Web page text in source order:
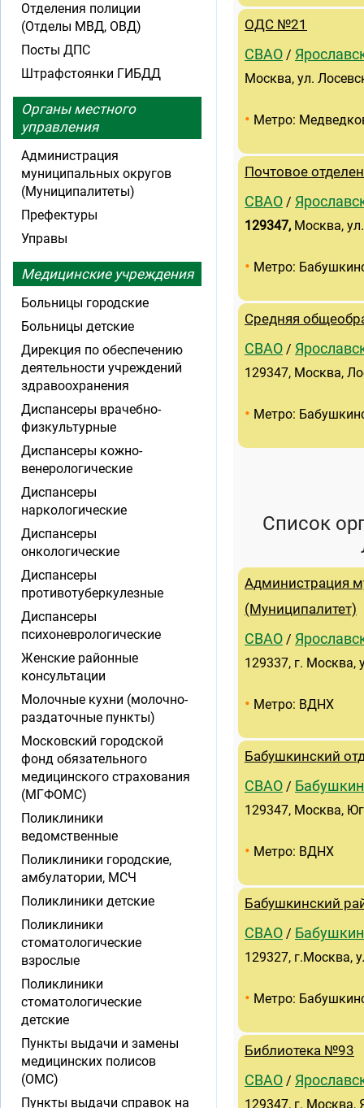
ОДС №21
СВАО /
Москва, ул.
• Метро:
Почтовое
СВАО /
129347, Москва,
• Метро:
Средняя
СВАО /
129347, Москва,
• Метро:
Список
Администрация
(Муниципалитет)
СВАО /
129337, г. Москва,
• Метро: ВДНХ
Бабушкинский
СВАО /
129347, Москва,
• Метро: ВДНХ
Бабушкинский
СВАО /
129327, г.Москва,
• Метро:
Библиотека №93
СВАО /
129347, г. Москва,
Отделения полиции
(Отделы МВД, ОВД)
Посты ДПС
Штрафстоянки ГИБДД
Органы местного
управления
Администрация
муниципальных округов
(Муниципалитеты)
Префектуры
Управы
Медицинские учреждения
Больницы городские
Больницы детские
Дирекция по обеспечению
деятельности учреждений
здравоохранения
Диспансеры врачебно-
физкультурные
Диспансеры кожно-
венерологические
Диспансеры
наркологические
Диспансеры
онкологические
Диспансеры
противотуберкулезные
Диспансеры
психоневрологические
Женские районные
консультации
Молочные кухни (молочно-
раздаточные пункты)
Московский городской
фонд обязательного
медицинского страхования
(МГФОМС)
Поликлиники
ведомственные
Поликлиники городские,
амбулатории, МСЧ
Поликлиники детские
Поликлиники
стоматологические
взрослые
Поликлиники
стоматологические
детские
Пункты выдачи и замены
медицинских полисов
(ОМС)
Пункты выдачи справок на